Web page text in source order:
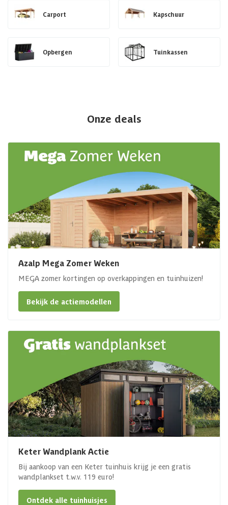
Carport Kapschuur
Opbergen Tuinkassen
Onze deals
Azalp Mega Zomer Weken
MEGA zomer kortingen op overkappingen en tuinhuizen!
Bekijk de actiemodellen
Keter Wandplank Actie
Bij aankoop van een Keter tuinhuis krijg je een gratis
wandplankset t.w.v. 119 euro!
Ontdek alle tuinhuisjes